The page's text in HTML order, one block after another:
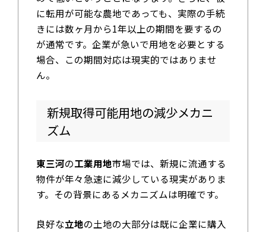
に転用が可能な農地であっても、実際の手続
きには数ヶ月から1年以上の期間を要するの
が通常です。企業が急いで用地を必要とする
場合、この期間対応は現実的ではありませ
ん。
新規取得可能用地の減少メカニ
ズム
東三河の工業用地市場では、新規に流通する
物件が年々急速に減少している現実がありま
す。その背景にあるメカニズムは明確です。
良好な立地の土地の大部分は既に企業に購入